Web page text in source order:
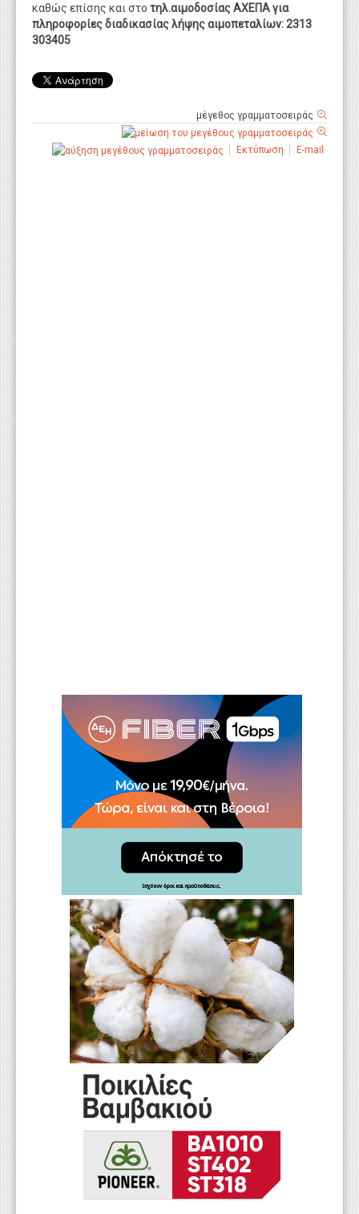
καθώς επίσης και στο τηλ.αιμοδοσίας ΑΧΕΠΑ για
πληροφορίες διαδικασίας λήψης αιμοπεταλίων: 2313
303405
μέγεθος γραμματοσειράς
Εκτύπωση E-mail